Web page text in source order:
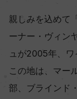
親しみを込めて
ーナー・ヴィン
ュが2005年、ワ
この地は、マー
部、ブラインド